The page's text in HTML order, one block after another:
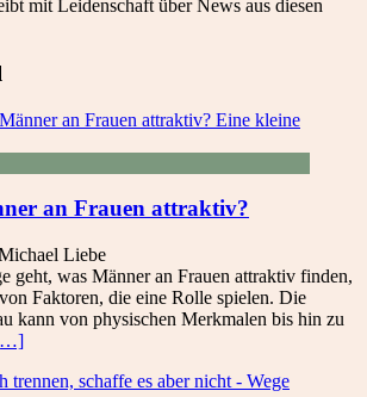
mit Leidenschaft über News aus diesen
an Frauen attraktiv?
Liebe
geht, was Männer an Frauen attraktiv finden,
Faktoren, die eine Rolle spielen. Die
kann von physischen Merkmalen bis hin zu